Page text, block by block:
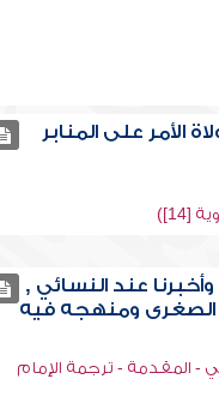
الأمر على المنابر
[14])
عند النسائي ,
الصغرى ومنهجه فيه
المقدمة - ترجمة الإمام